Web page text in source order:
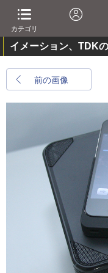
カテゴリ
イメーション、TDK
前の画像